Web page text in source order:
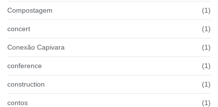
Compostagem (1)
concert (1)
Conexão Capivara (1)
conference (1)
construction (1)
contos (1)